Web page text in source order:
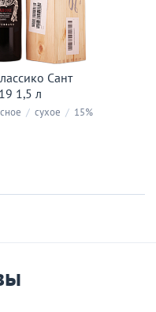
Сант
1,5 л
/ сухое / 15%